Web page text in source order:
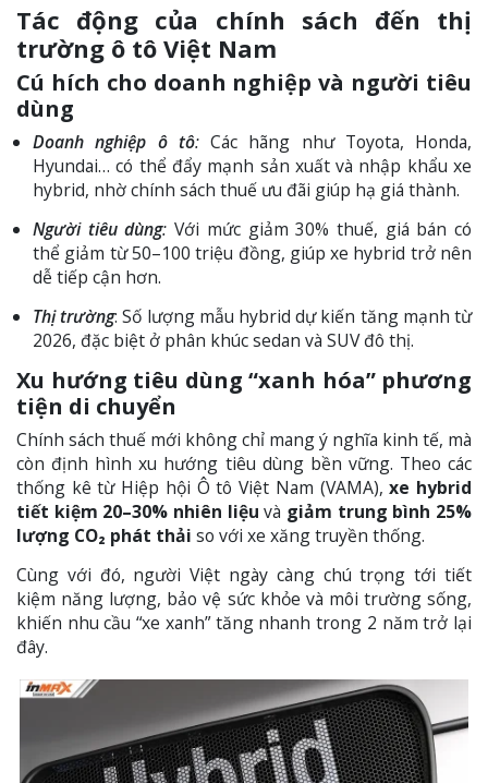
Tác động của chính sách đến thị
trường ô tô Việt Nam
Cú hích cho doanh nghiệp và người tiêu
dùng
Doanh nghiệp ô tô:Các hãng như Toyota, Honda,
Hyundai… có thể đẩy mạnh sản xuất và nhập khẩu xe
hybrid, nhờ chính sách thuế ưu đãi giúp hạ giá thành.
Người tiêu dùng: Với mức giảm 30% thuế, giá bán có
thể giảm từ 50–100 triệu đồng, giúp xe hybrid trở nên
dễ tiếp cận hơn.
Thị trường: Số lượng mẫu hybrid dự kiến tăng mạnh từ
2026, đặc biệt ở phân khúc sedan và SUV đô thị.
Xu hướng tiêu dùng “xanh hóa” phương
tiện di chuyển
Chính sách thuế mới không chỉ mang ý nghĩa kinh tế, mà
còn định hình xu hướng tiêu dùng bền vững. Theo các
thống kê từ Hiệp hội Ô tô Việt Nam (VAMA),xe hybrid
tiết kiệm 20–30% nhiên liệu và giảm trung bình 25%
lượng CO₂ phát thải so với xe xăng truyền thống.
Cùng với đó, người Việt ngày càng chú trọng tới tiết
kiệm năng lượng, bảo vệ sức khỏe và môi trường sống,
khiến nhu cầu “xe xanh” tăng nhanh trong 2 năm trở lại
đây.